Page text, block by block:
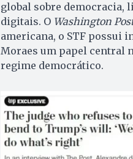
global sobre democracia,
digitais. O Washington
americana, o STF possui
Moraes um papel central
regime democrático.